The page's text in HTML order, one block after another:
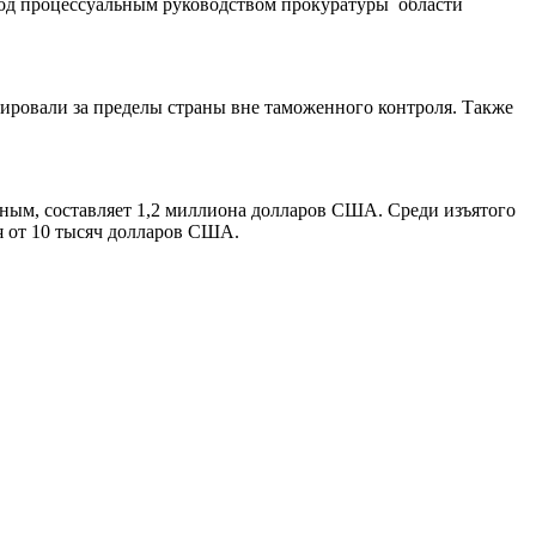
за пределы страны вне таможенного контроля. Также
составляет 1,2 миллиона долларов США. Среди изъятого
от 10 тысяч долларов США.